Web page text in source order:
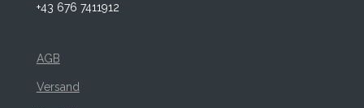
+43 676 7411912
AGB
Versand